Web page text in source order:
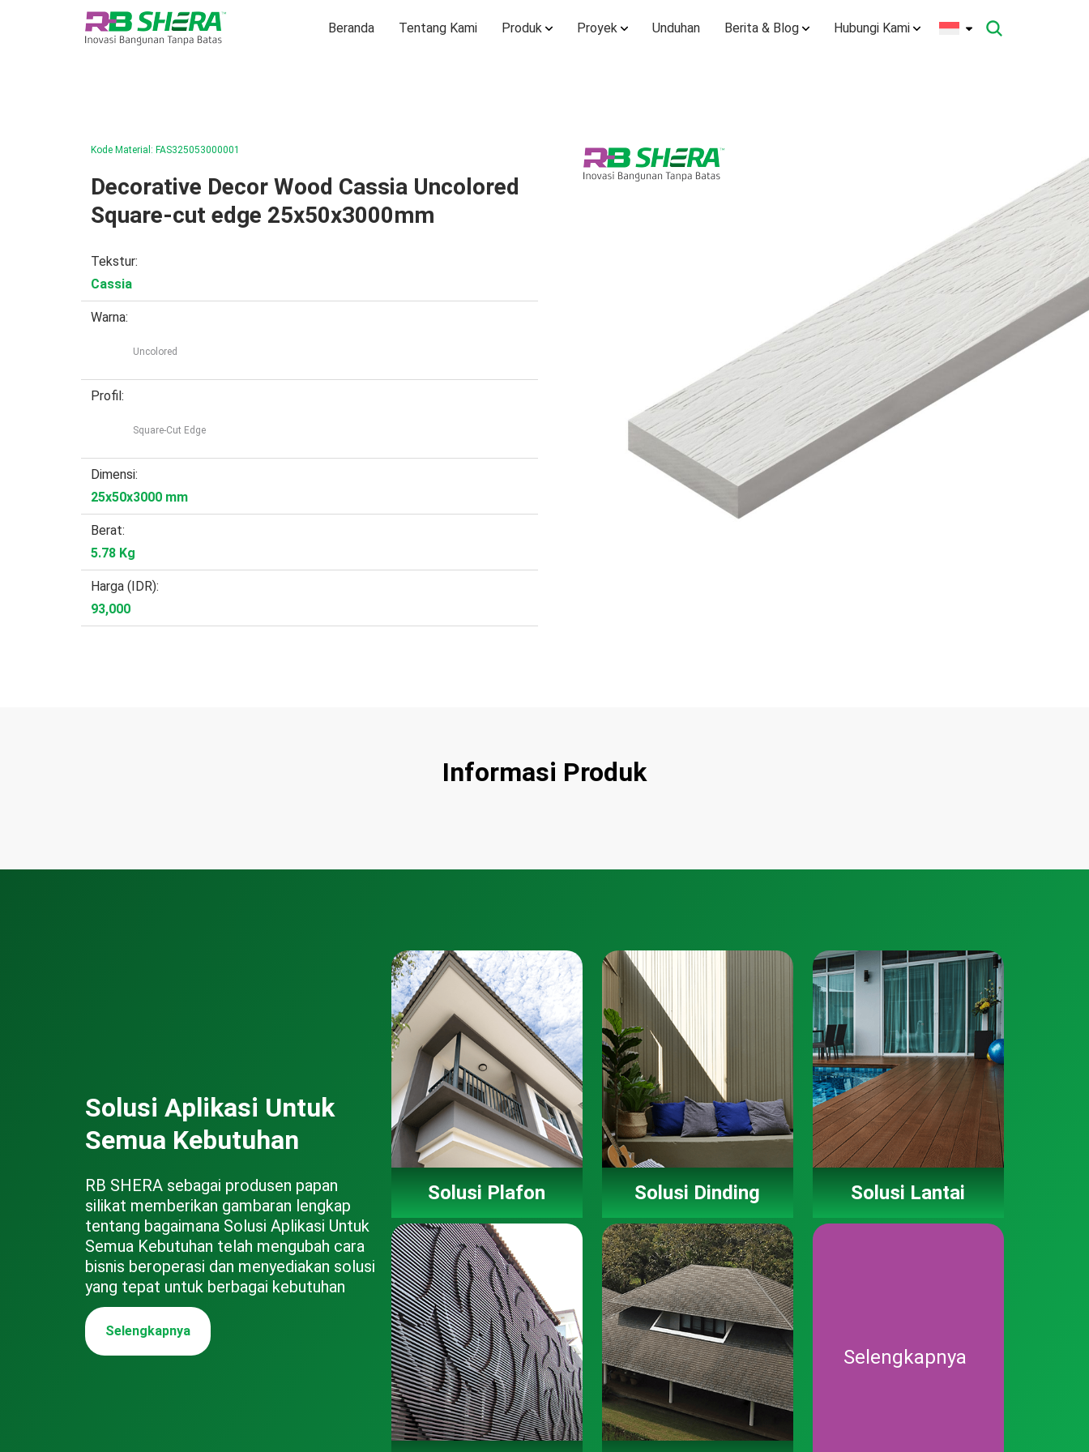
Lewati ke konten
Beranda
Tentang Kami Produk Proyek Unduhan Berita & Blog Hubungi Kami
Kode Material: FAS325053000001
Decorative Decor Wood Cassia Uncolored
Square-cut edge 25x50x3000mm
Tekstur:
Cassia
Warna:
Uncolored
Profil:
Square-Cut Edge
Dimensi:
25x50x3000 mm
Berat:
5.78 Kg
Harga (IDR):
93,000
Informasi Produk
Solusi Aplikasi Untuk
Semua Kebutuhan
RB SHERA sebagai produsen papan
silikat memberikan gambaran lengkap
tentang bagaimana Solusi Aplikasi Untuk
Semua Kebutuhan telah mengubah cara
bisnis beroperasi dan menyediakan solusi
yang tepat untuk berbagai kebutuhan
Selengkapnya
Solusi Plafon Solusi Dinding Solusi Lantai
Selengkapnya